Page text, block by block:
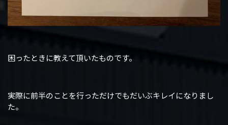
困ったときに教えて頂いたものです。
実際に前半のことを行っただけでもだいぶキレイになりまし
た。